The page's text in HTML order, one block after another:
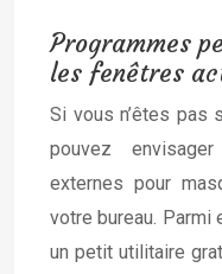
Programmes
les fenêtres
Si vous n’êtes pas
pouvez
externes pour
votre bureau. Parmi
un petit utilitaire